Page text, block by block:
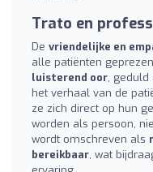
Trato en
De vriendelijke en
alle patiënten
luisterend oor, geduld
het verhaal van de
ze zich direct op hun
worden als persoon,
wordt omschreven als
bereikbaar, wat